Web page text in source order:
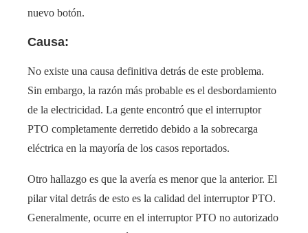
nuevo botón.
Causa:
No existe una causa definitiva detrás de este problema.
Sin embargo, la razón más probable es el desbordamiento
de la electricidad. La gente encontró que el interruptor
PTO completamente derretido debido a la sobrecarga
eléctrica en la mayoría de los casos reportados.
Otro hallazgo es que la avería es menor que la anterior. El
pilar vital detrás de esto es la calidad del interruptor PTO.
Generalmente, ocurre en el interruptor PTO no autorizado